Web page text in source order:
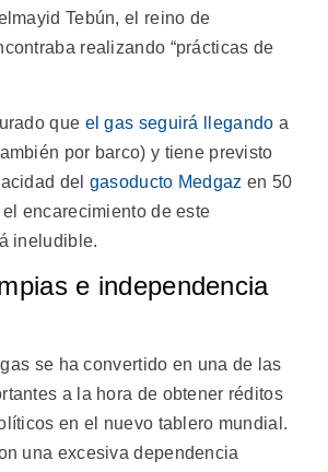
Tebún, el reino de
realizando “prácticas de
que el gas seguirá llegando a
por barco) y tiene previsto
del gasoducto Medgaz en 50
encarecimiento de este
ineludible.
e independencia
se ha convertido en una de las
a la hora de obtener réditos
en el nuevo tablero mundial.
una excesiva dependencia